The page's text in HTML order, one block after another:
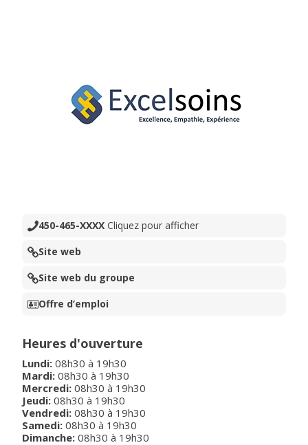
450-465-XXXX Cliquez pour afficher
Site web
Site web du groupe
Offre d’emploi
Heures d'ouverture
Lundi: 08h30 à 19h30
Mardi: 08h30 à 19h30
Mercredi: 08h30 à 19h30
Jeudi: 08h30 à 19h30
Vendredi: 08h30 à 19h30
Samedi: 08h30 à 19h30
Dimanche: 08h30 à 19h30